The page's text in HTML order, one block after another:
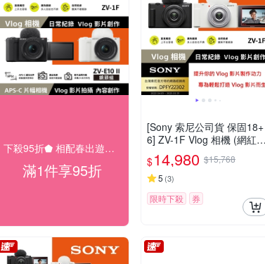
下殺95折⬟ 相配春出遊大促
滿1件享95折
[Sony 索尼公司貨 保固18+
6] ZV-1F Vlog 相機 (網紅新
手/生活隨拍)
$14,980 $15,768
5 (3)
限時下殺 券